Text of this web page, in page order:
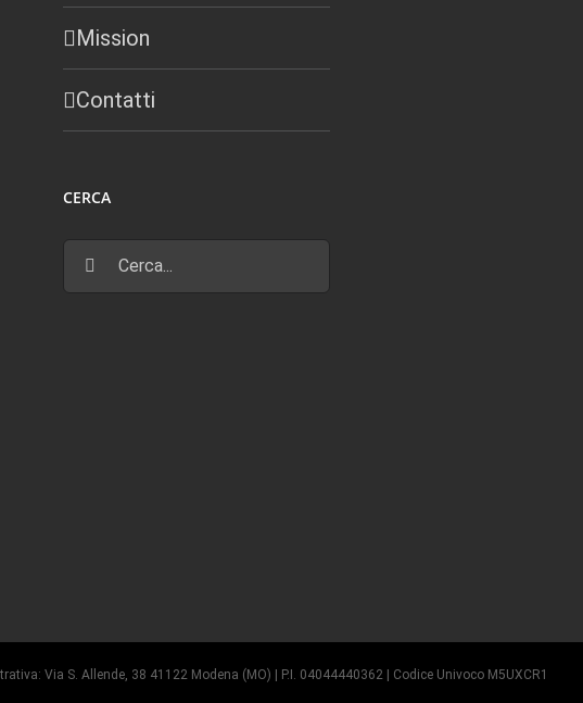
Mission
Contatti
CERCA
Cerca
per:
Via S. Allende, 38 41122 Modena (MO) | P.I. 04044440362 | Codice Univoco M5UXCR1